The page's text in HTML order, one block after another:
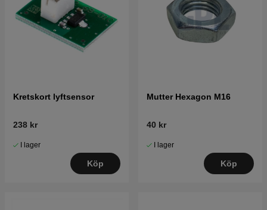
Kretskort lyftsensor
238 kr
I lager
Köp
Mutter Hexagon M16
40 kr
I lager
Köp